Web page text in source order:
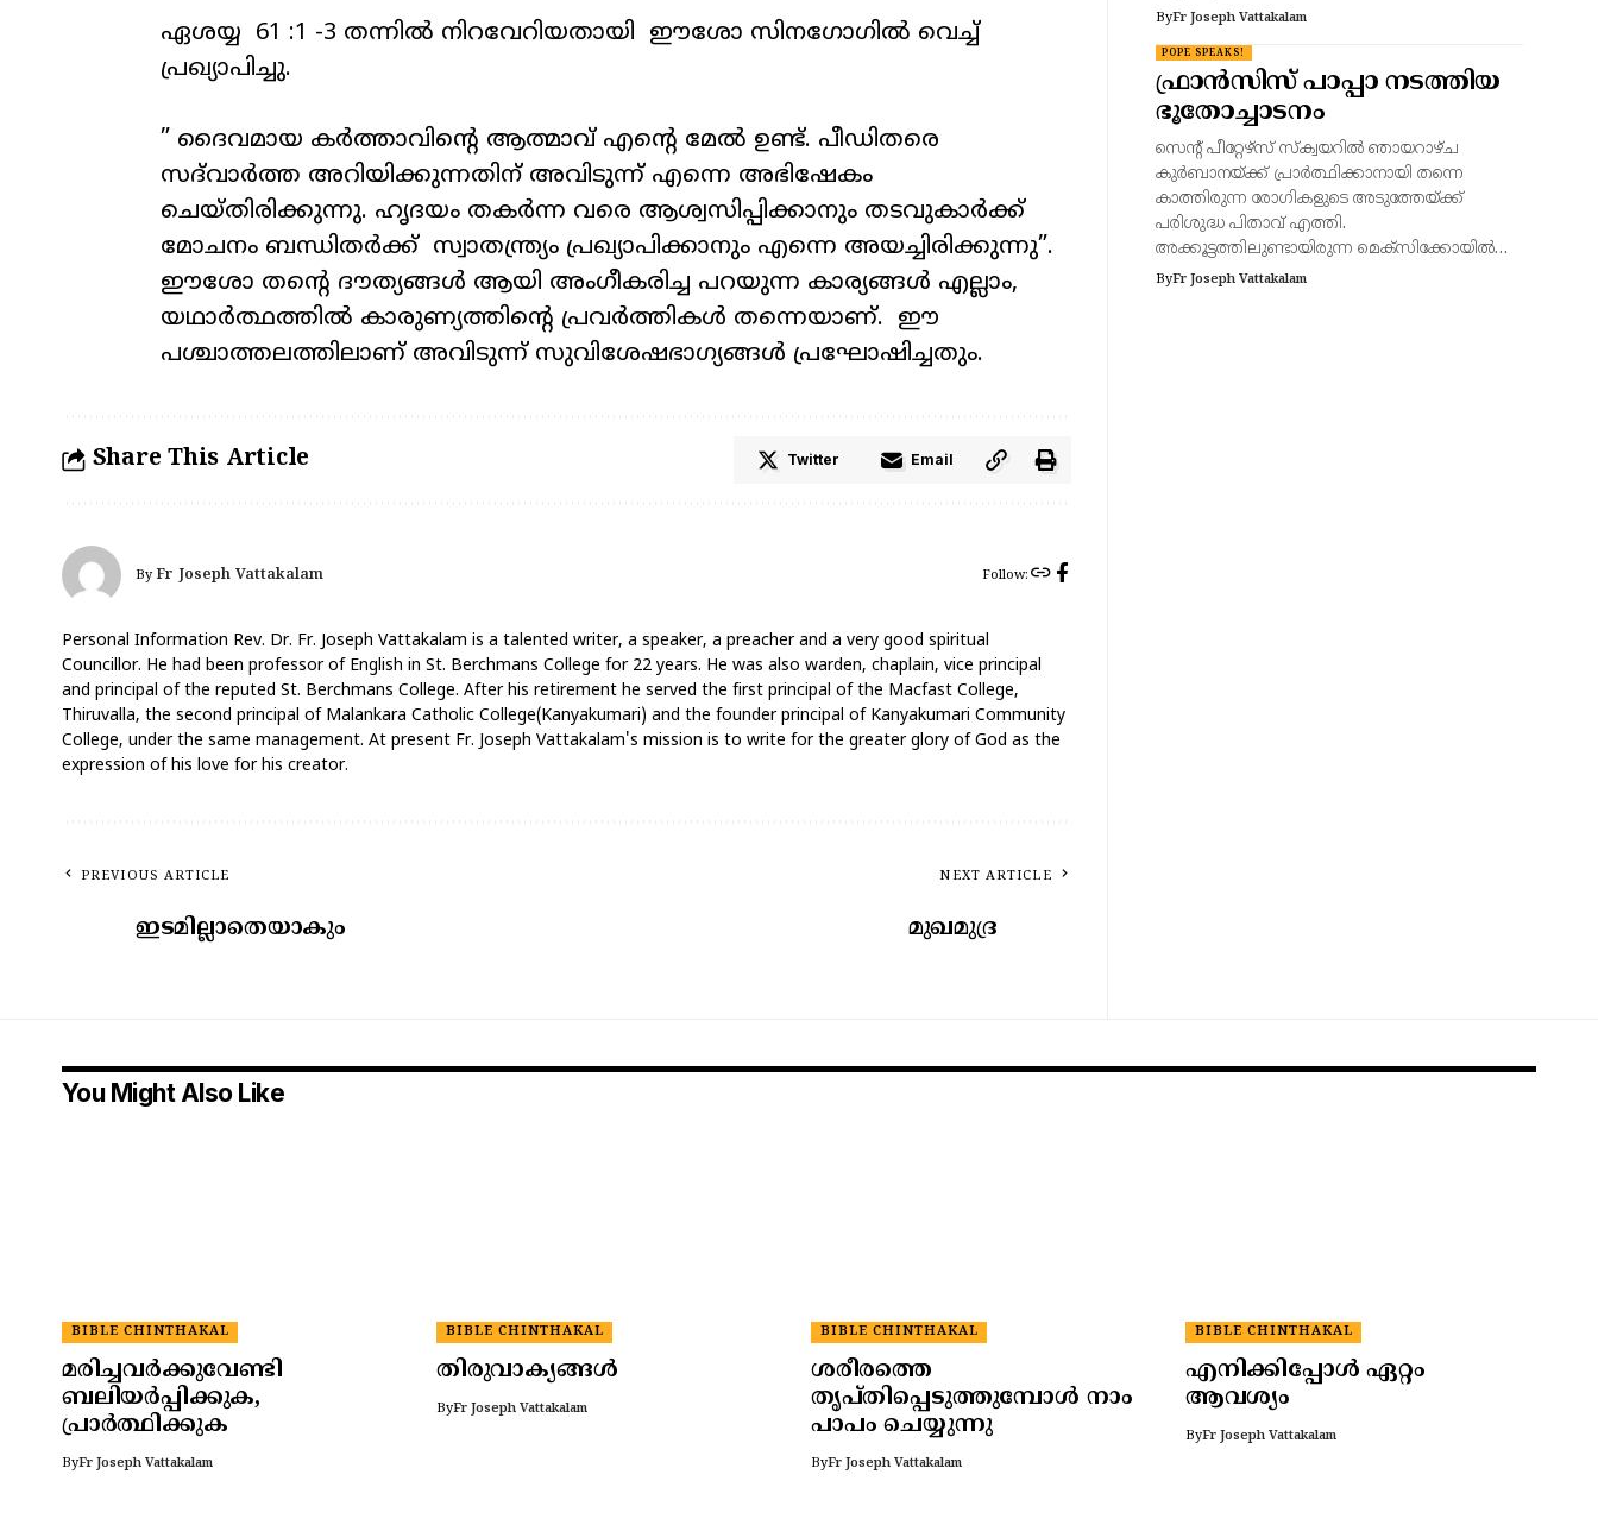
ഏശയ്യ 61 :1 -3 തന്നിൽ നിറവേറിയതായി ഈശോ സിനഗോഗിൽ വെച്ച്
പ്രഖ്യാപിച്ചു.
” ദൈവമായ കർത്താവിന്റെ ആത്മാവ് എന്റെ മേൽ ഉണ്ട്. പീഡിതരെ
സദ്‌വാർത്ത അറിയിക്കുന്നതിന് അവിടുന്ന് എന്നെ അഭിഷേകം
ചെയ്തിരിക്കുന്നു. ഹൃദയം തകർന്ന വരെ ആശ്വസിപ്പിക്കാനും തടവുകാർക്ക്
മോചനം ബന്ധിതർക്ക്‌ സ്വാതന്ത്ര്യം പ്രഖ്യാപിക്കാനും എന്നെ അയച്ചിരിക്കുന്നു”.
ഈശോ തന്റെ ദൗത്യങ്ങൾ ആയി അംഗീകരിച്ച പറയുന്ന കാര്യങ്ങൾ എല്ലാം,
യഥാർത്ഥത്തിൽ കാരുണ്യത്തിന്റെ പ്രവർത്തികൾ തന്നെയാണ്. ഈ
പശ്ചാത്തലത്തിലാണ് അവിടുന്ന് സുവിശേഷഭാഗ്യങ്ങൾ പ്രഘോഷിച്ചതും.
Share This Article Twitter Email
By Fr Joseph Vattakalam Follow:
Personal Information Rev. Dr. Fr. Joseph Vattakalam is a talented writer, a speaker, a preacher and a very good spiritual
Councillor. He had been professor of English in St. Berchmans College for 22 years. He was also warden, chaplain, vice principal
and principal of the reputed St. Berchmans College. After his retirement he served the first principal of the Macfast College,
Thiruvalla, the second principal of Malankara Catholic College(Kanyakumari) and the founder principal of Kanyakumari Community
College, under the same management. At present Fr. Joseph Vattakalam's mission is to write for the greater glory of God as the
expression of his love for his creator.
PREVIOUS ARTICLE
ഇടമില്ലാതെയാകും
NEXT ARTICLE
മുഖമുദ്ര
ByFr Joseph Vattakalam
POPE SPEAKS!
ഫ്രാൻസിസ് പാപ്പാ നടത്തിയ
ഭൂതോച്ചാടനം
സെന്റ് പീറ്റേഴ്‌സ് സ്‌ക്വയറിൽ ഞായറാഴ്ച
കുർബാനയ്ക്ക് പ്രാർത്ഥിക്കാനായി തന്നെ
കാത്തിരുന്ന രോഗികളുടെ അടുത്തേയ്ക്ക്
പരിശുദ്ധ പിതാവ് എത്തി.
അക്കൂട്ടത്തിലുണ്ടായിരുന്ന മെക്‌സിക്കോയിൽ…
ByFr Joseph Vattakalam
You Might Also Like
BIBLE CHINTHAKAL
മരിച്ചവർക്കുവേണ്ടി
ബലിയർപ്പിക്കുക,
പ്രാർത്ഥിക്കുക
ByFr Joseph Vattakalam
BIBLE CHINTHAKAL
തിരുവാക്യങ്ങൾ
ByFr Joseph Vattakalam
BIBLE CHINTHAKAL
ശരീരത്തെ
തൃപ്തിപ്പെടുത്തുമ്പോൾ നാം
പാപം ചെയ്യുന്നു
ByFr Joseph Vattakalam
BIBLE CHINTHAKAL
എനിക്കിപ്പോൾ ഏറ്റം
ആവശ്യം
ByFr Joseph Vattakalam